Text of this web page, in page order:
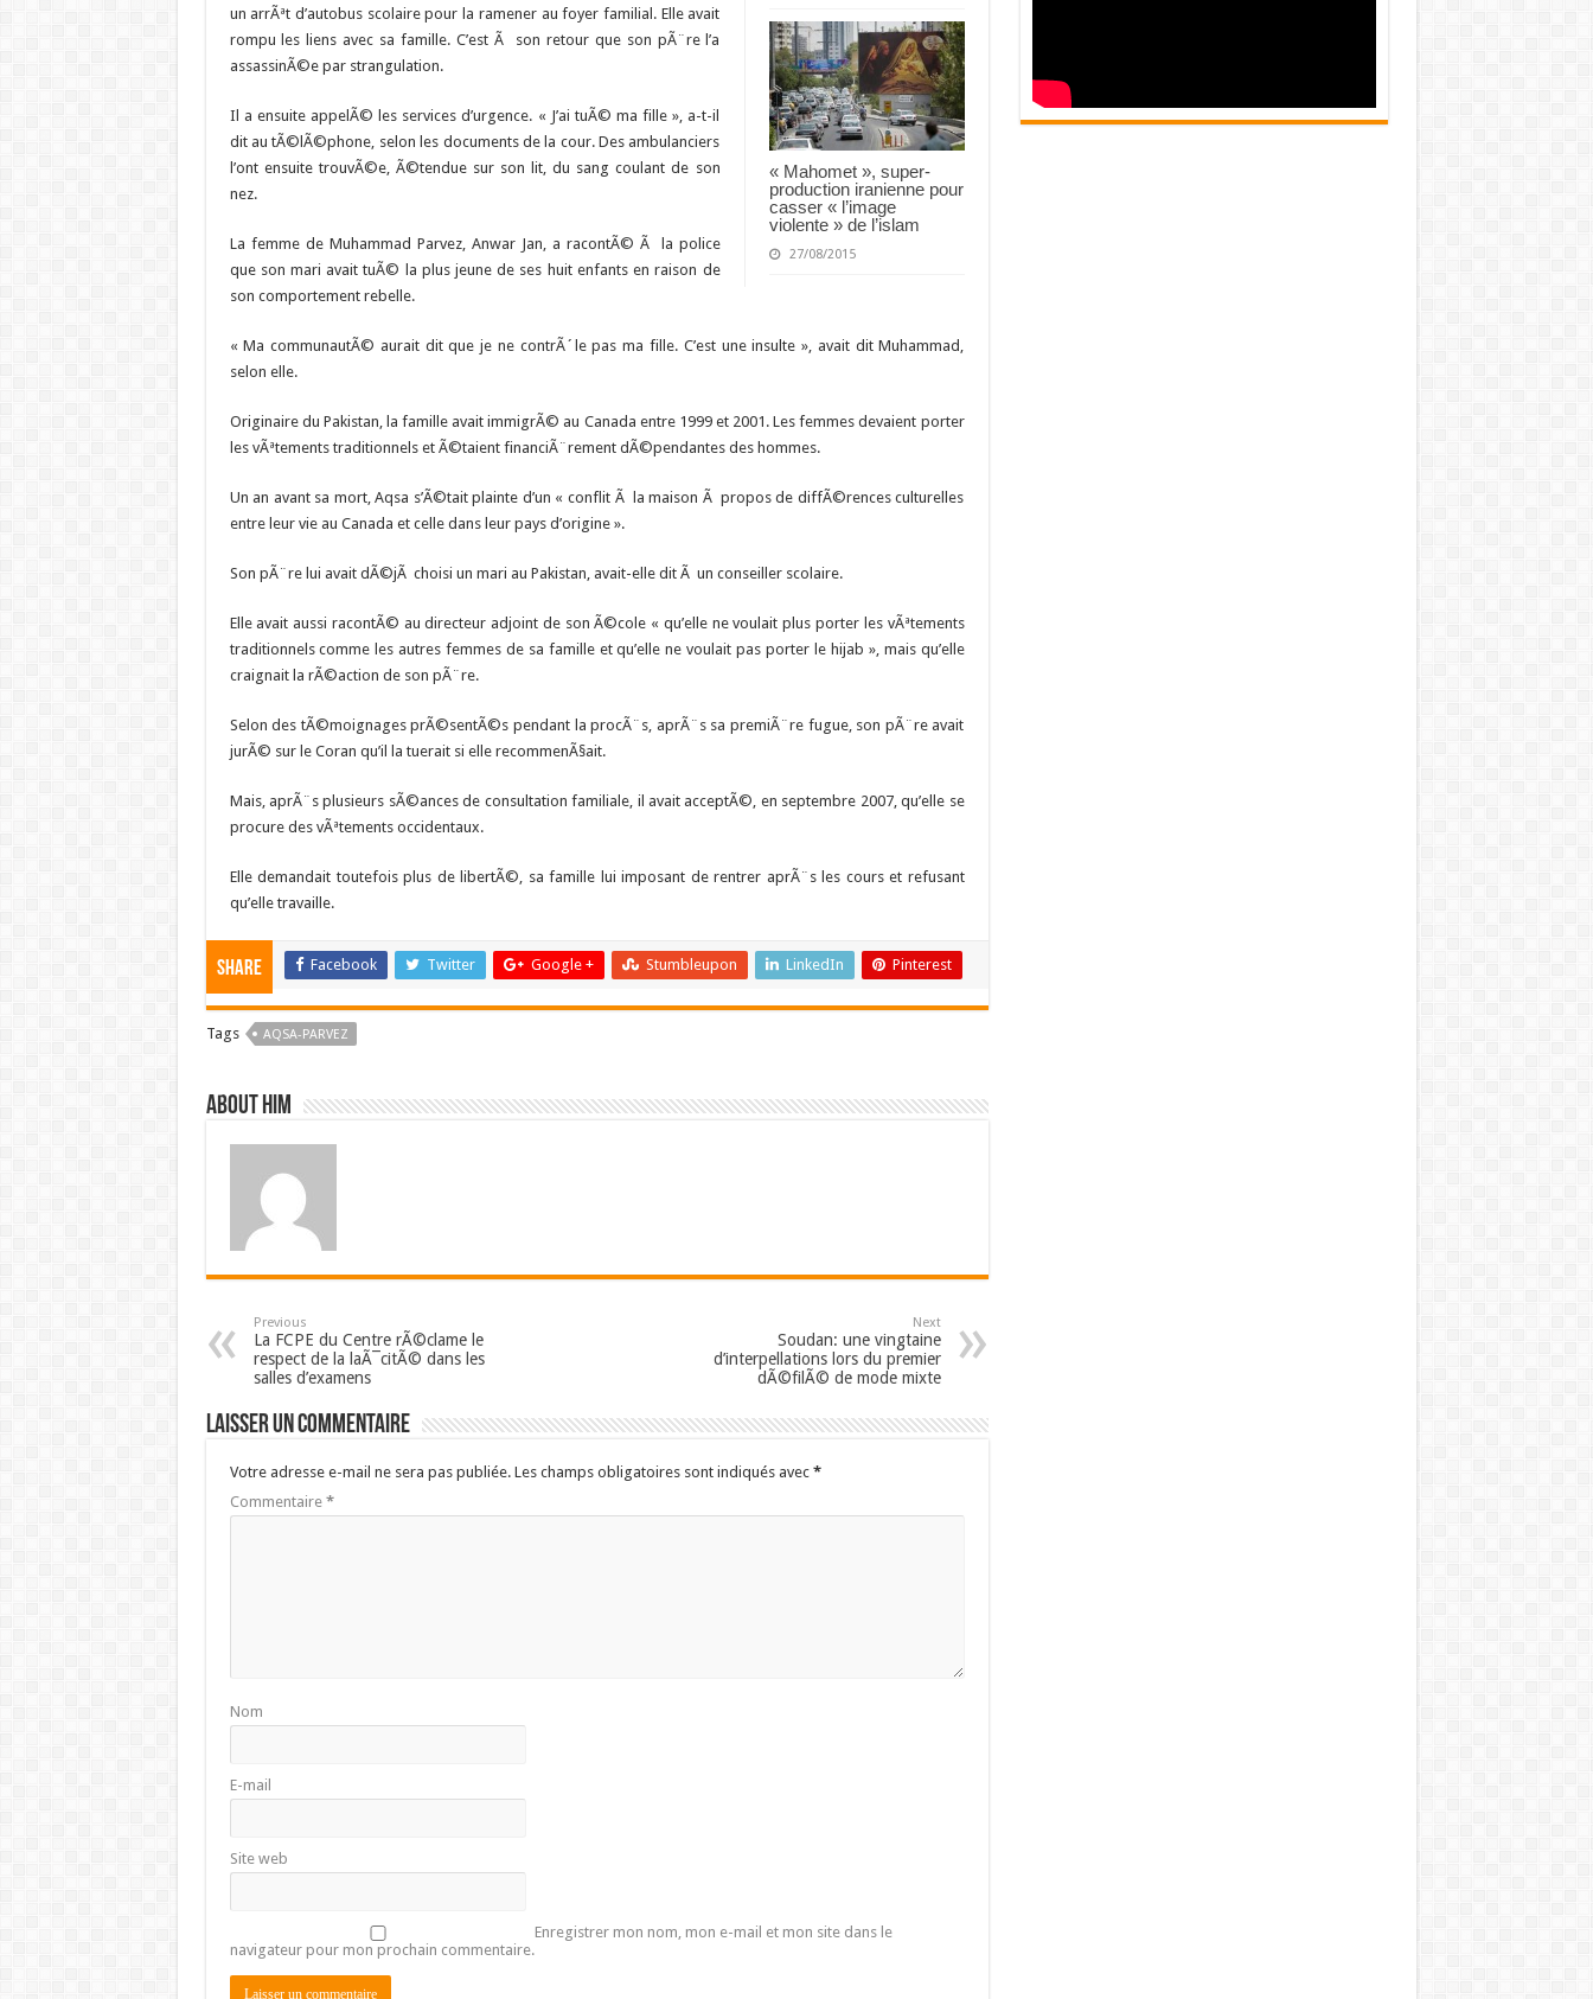
« Mahomet », super-
production iranienne pour
casser « l’image
violente » de l’islam
27/08/2015
un arrÃªt d’autobus scolaire pour la ramener au foyer familial. Elle avait
rompu les liens avec sa famille. C’est Ã son retour que son pÃ¨re l’a
assassinÃ©e par strangulation.
Il a ensuite appelÃ© les services d’urgence. « J’ai tuÃ© ma fille », a-t-il
dit au tÃ©lÃ©phone, selon les documents de la cour. Des ambulanciers
l’ont ensuite trouvÃ©e, Ã©tendue sur son lit, du sang coulant de son
nez.
La femme de Muhammad Parvez, Anwar Jan, a racontÃ© Ã la police
que son mari avait tuÃ© la plus jeune de ses huit enfants en raison de
son comportement rebelle.
« Ma communautÃ© aurait dit que je ne contrÃ´le pas ma fille. C’est une insulte », avait dit Muhammad,
selon elle.
Originaire du Pakistan, la famille avait immigrÃ© au Canada entre 1999 et 2001. Les femmes devaient porter
les vÃªtements traditionnels et Ã©taient financiÃ¨rement dÃ©pendantes des hommes.
Un an avant sa mort, Aqsa s’Ã©tait plainte d’un « conflit Ã la maison Ã propos de diffÃ©rences culturelles
entre leur vie au Canada et celle dans leur pays d’origine ».
Son pÃ¨re lui avait dÃ©jÃ choisi un mari au Pakistan, avait-elle dit Ã un conseiller scolaire.
Elle avait aussi racontÃ© au directeur adjoint de son Ã©cole « qu’elle ne voulait plus porter les vÃªtements
traditionnels comme les autres femmes de sa famille et qu’elle ne voulait pas porter le hijab », mais qu’elle
craignait la rÃ©action de son pÃ¨re.
Selon des tÃ©moignages prÃ©sentÃ©s pendant la procÃ¨s, aprÃ¨s sa premiÃ¨re fugue, son pÃ¨re avait
jurÃ© sur le Coran qu’il la tuerait si elle recommenÃ§ait.
Mais, aprÃ¨s plusieurs sÃ©ances de consultation familiale, il avait acceptÃ©, en septembre 2007, qu’elle se
procure des vÃªtements occidentaux.
Elle demandait toutefois plus de libertÃ©, sa famille lui imposant de rentrer aprÃ¨s les cours et refusant
qu’elle travaille.
Share Facebook Twitter Google + Stumbleupon LinkedIn Pinterest
Tags AQSA-PARVEZ
About him
Previous
La FCPE du Centre rÃ©clame le
respect de la laÃ¯citÃ© dans les
salles d’examens
Next
Soudan: une vingtaine
d’interpellations lors du premier
dÃ©filÃ© de mode mixte
Laisser un commentaire
Votre adresse e-mail ne sera pas publiée. Les champs obligatoires sont indiqués avec *
Commentaire *
Nom
E-mail
Site web
Enregistrer mon nom, mon e-mail et mon site dans le
navigateur pour mon prochain commentaire.